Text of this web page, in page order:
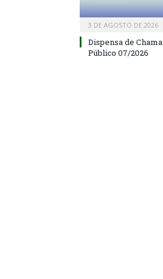
3 DE AGOSTO DE 2026
Dispensa de
Público 07/2026